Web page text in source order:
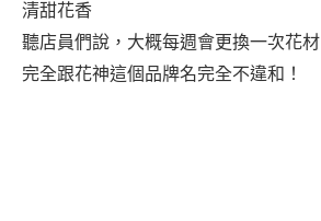
清甜花香
聽店員們說，大概每週會更換一次花材
完全跟花神這個品牌名完全不違和！